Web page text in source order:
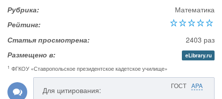
Рубрика:
Математика
Рейтинг:
Статья просмотрена:
2403 раз
Размещено в:
eLibrary.ru
1 ФГКОУ «Ставропольское президентское кадетское училище»
ГОСТ APA
Для цитирования: